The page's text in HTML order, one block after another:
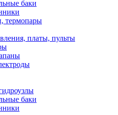
баки
термопары
платы, пульты
баки